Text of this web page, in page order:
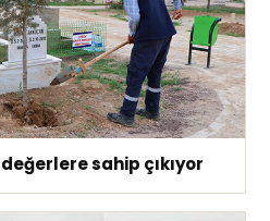
sahip çıkıyor